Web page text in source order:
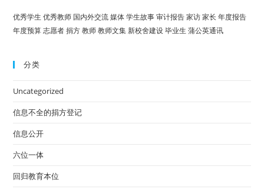
优秀学生 优秀教师 国内外交流 媒体 学生故事 审计报告 家访 家长 年度报告
年度预算 志愿者 捐方 教师 教师文集 新校舍建设 毕业生 蒲公英通讯
分类
Uncategorized
信息不全的捐方登记
信息公开
六位一体
回归教育本位